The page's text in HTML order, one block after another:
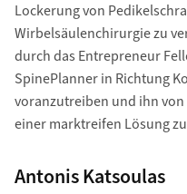
Lockerung von
Wirbelsäulenchirurgie zu
durch das Entrepreneur
SpinePlanner in Richtung
voranzutreiben und ihn
einer marktreifen Lösung
Antonis Katsoulas